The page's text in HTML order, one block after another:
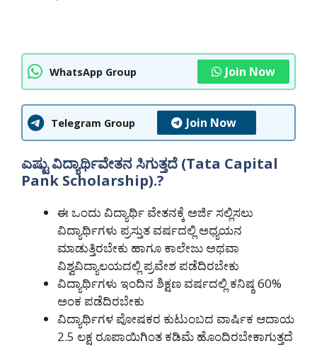
WhatsApp Group Join Now
Telegram Group Join Now
ಎಷ್ಟು ವಿದ್ಯಾರ್ಥಿವೇತನ ಸಿಗುತ್ತದೆ (Tata Capital
Pank Scholarship).?
ಈ ಒಂದು ವಿದ್ಯಾರ್ಥಿ ವೇತನಕ್ಕೆ ಅರ್ಜಿ ಸಲ್ಲಿಸಲು
ವಿದ್ಯಾರ್ಥಿಗಳು ಪ್ರಸ್ತುತ ವರ್ಷದಲ್ಲಿ ಅಧ್ಯಯನ
ಮಾಡುತ್ತಿರಬೇಕು ಹಾಗೂ ಕಾಲೇಜು ಅಥವಾ
ವಿಶ್ವವಿದ್ಯಾಲಯದಲ್ಲಿ ಪ್ರವೇಶ ಪಡೆದಿರಬೇಕು
ವಿದ್ಯಾರ್ಥಿಗಳು ಇಂದಿನ ಶಿಕ್ಷಣ ವರ್ಷದಲ್ಲಿ ಕನಿಷ್ಠ 60%
ಅಂಕ ಪಡೆದಿರಬೇಕು
ವಿದ್ಯಾರ್ಥಿಗಳ ಪೋಷಕರ ಕುಟುಂಬದ ವಾರ್ಷಿಕ ಆದಾಯ
2.5 ಲಕ್ಷ ರೂಪಾಯಿಗಿಂತ ಕಡಿಮೆ ಹೊಂದಿರಬೇಕಾಗುತ್ತದೆ